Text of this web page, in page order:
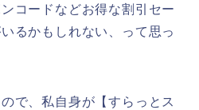
コードなどお得な割引セー
るかもしれない、って思っ
で、私自身が【すらっとス